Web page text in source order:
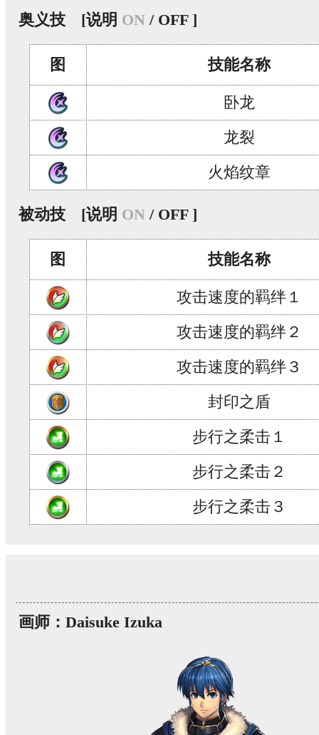
奥义技 [说明 ON / OFF ]
图 技能名称
卧龙
龙裂
火焰纹章
被动技 [说明 ON / OFF ]
图 技能名称
攻击速度的羁绊１
攻击速度的羁绊２
攻击速度的羁绊３
封印之盾
步行之柔击１
步行之柔击２
步行之柔击３
画师：Daisuke Izuka